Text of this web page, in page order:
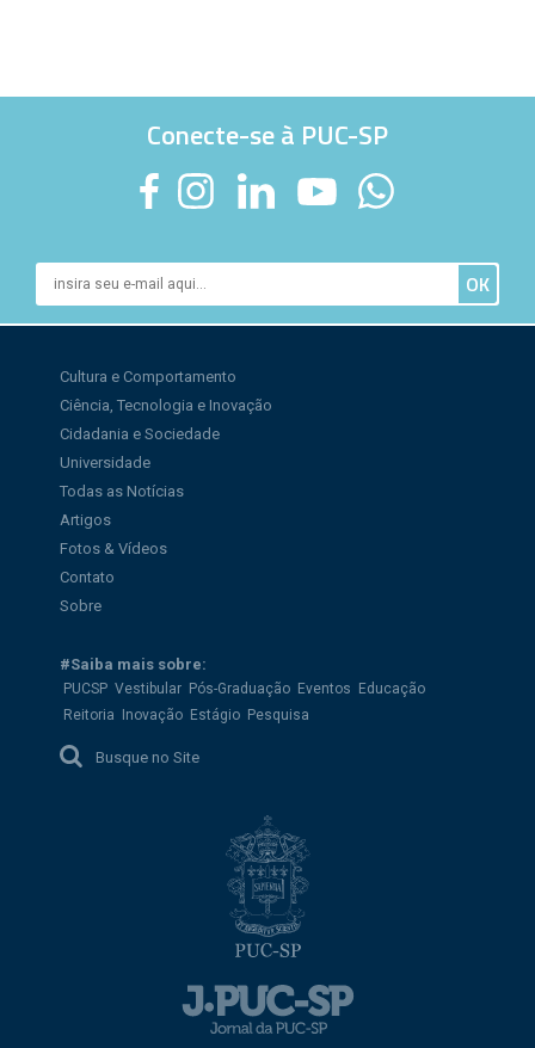
Conecte-se à PUC-SP
Cultura e Comportamento
Ciência, Tecnologia e Inovação
Cidadania e Sociedade
Universidade
Todas as Notícias
Artigos
Fotos & Vídeos
Contato
Sobre
#Saiba mais sobre:
PUCSP Vestibular Pós-Graduação Eventos Educação
Reitoria Inovação Estágio Pesquisa
Busque no Site